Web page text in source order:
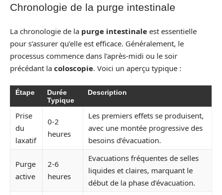
Chronologie de la purge intestinale
La chronologie de la purge intestinale est essentielle
pour s’assurer qu’elle est efficace. Généralement, le
processus commence dans l’après-midi ou le soir
précédant la coloscopie. Voici un aperçu typique :
Étape
Durée
Typique
Description
Prise
du
laxatif
0-2
heures
Les premiers effets se produisent,
avec une montée progressive des
besoins d’évacuation.
Purge
active
2-6
heures
Evacuations fréquentes de selles
liquides et claires, marquant le
début de la phase d’évacuation.